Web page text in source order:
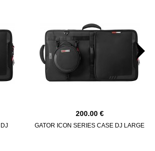
200.00
GATOR ICON SERIES CASE DJ LARGE